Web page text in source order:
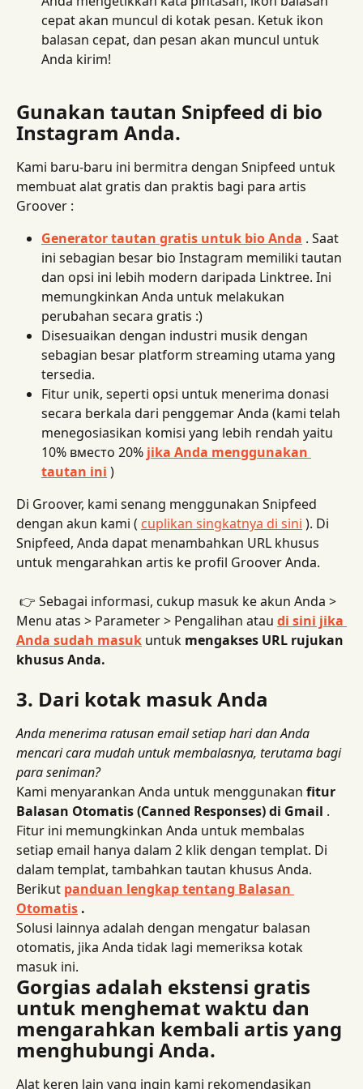
cepat akan muncul di kotak pesan. Ketuk ikon
balasan cepat, dan pesan akan muncul untuk
Anda kirim!
Gunakan tautan Snipfeed di bio
Instagram Anda.
Kami baru-baru ini bermitra dengan Snipfeed untuk
membuat alat gratis dan praktis bagi para artis
Groover :
Generator tautan gratis untuk bio Anda . Saat
ini sebagian besar bio Instagram memiliki tautan
dan opsi ini lebih modern daripada Linktree. Ini
memungkinkan Anda untuk melakukan
perubahan secara gratis :)
Disesuaikan dengan industri musik dengan
sebagian besar platform streaming utama yang
tersedia.
Fitur unik, seperti opsi untuk menerima donasi
secara berkala dari penggemar Anda (kami telah
menegosiasikan komisi yang lebih rendah yaitu
10% вместо 20% jika Anda menggunakan
tautan ini )
Di Groover, kami senang menggunakan Snipfeed
dengan akun kami ( cuplikan singkatnya di sini ). Di
Snipfeed, Anda dapat menambahkan URL khusus
untuk mengarahkan artis ke profil Groover Anda.
Menu atas > Parameter > Pengalihan atau di sini jika
Anda sudah masuk untuk mengakses URL rujukan
khusus Anda.
3. Dari kotak masuk Anda
Anda menerima ratusan email setiap hari dan Anda
mencari cara mudah untuk membalasnya, terutama bagi
para seniman?
Kami menyarankan Anda untuk menggunakan fitur
Balasan Otomatis (Canned Responses) di Gmail .
Fitur ini memungkinkan Anda untuk membalas
setiap email hanya dalam 2 klik dengan templat. Di
dalam templat, tambahkan tautan khusus Anda.
Berikut panduan lengkap tentang Balasan
Otomatis .
Solusi lainnya adalah dengan mengatur balasan
otomatis, jika Anda tidak lagi memeriksa kotak
masuk ini.
Gorgias adalah ekstensi gratis
untuk menghemat waktu dan
mengarahkan kembali artis yang
menghubungi Anda.
Alat keren lain yang ingin kami rekomendasikan